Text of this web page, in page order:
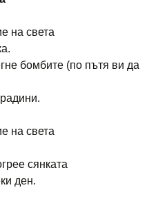
на света
бомбите (по пътя ви да
на света
сянката
ден.